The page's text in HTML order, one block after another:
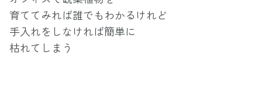
育ててみれば誰でもわかるけれど
手入れをしなければ簡単に
枯れてしまう